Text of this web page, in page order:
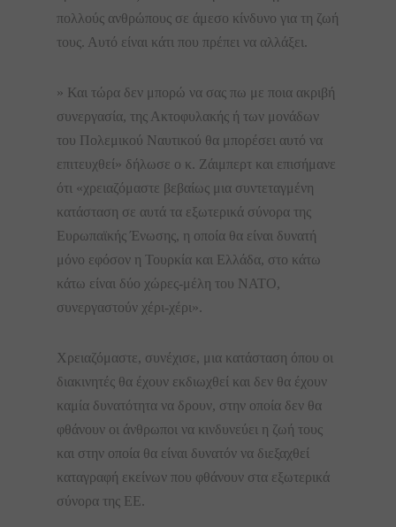
πολλούς ανθρώπους σε άμεσο κίνδυνο για τη ζωή
τους. Αυτό είναι κάτι που πρέπει να αλλάξει.
» Και τώρα δεν μπορώ να σας πω με ποια ακριβή
συνεργασία, της Ακτοφυλακής ή των μονάδων
του Πολεμικού Ναυτικού θα μπορέσει αυτό να
επιτευχθεί» δήλωσε ο κ. Ζάιμπερτ και επισήμανε
ότι «χρειαζόμαστε βεβαίως μια συντεταγμένη
κατάσταση σε αυτά τα εξωτερικά σύνορα της
Ευρωπαϊκής Ένωσης, η οποία θα είναι δυνατή
μόνο εφόσον η Τουρκία και Ελλάδα, στο κάτω
κάτω είναι δύο χώρες-μέλη του ΝΑΤΟ,
συνεργαστούν χέρι-χέρι».
Χρειαζόμαστε, συνέχισε, μια κατάσταση όπου οι
διακινητές θα έχουν εκδιωχθεί και δεν θα έχουν
καμία δυνατότητα να δρουν, στην οποία δεν θα
φθάνουν οι άνθρωποι να κινδυνεύει η ζωή τους
και στην οποία θα είναι δυνατόν να διεξαχθεί
καταγραφή εκείνων που φθάνουν στα εξωτερικά
σύνορα της ΕΕ.